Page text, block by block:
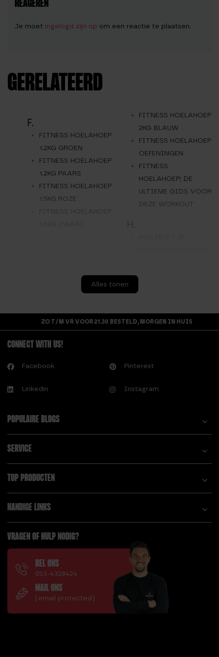
REAGEREN
Je moet ingelogd zijn op om een reactie te plaatsen.
GERELATEERD
F.
FITNESS HOELAHOEP
1.2KG GROEN
FITNESS HOELAHOEP
1.2KG PAARS
FITNESS HOELAHOEP
1.5KG ROZE
FITNESS HOELAHOEP
2KG BLAUW
FITNESS HOELAHOEP
OEFENINGEN
FITNESS
HOELAHOEP; DE
ULTIEME GIDS VOOR
DEZE WORKOUT
HOELAHOEP
TRAININGSSCHEMA
I.
MET EEN HOELAHOEP
S.
KRIJGEN EN
BEHOUDEN
WELKE HOELAHOEP
Alles tonen
ZO T/M VR VOOR 21.30 BESTELD, MORGEN IN HUIS
CONNECT WITH US!
Facebook Pinterest
Linkedin Instagram
POPULAIRE BLOGS
SERVICE
TOP PRODUCTEN
HANDIGE LINKS
VRAGEN OF HULP NODIG?
BEL ONS
053-4328424
MAIL ONS
[email protected]